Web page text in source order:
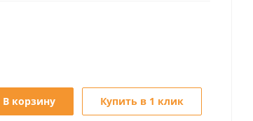
В корзину Купить в 1 клик